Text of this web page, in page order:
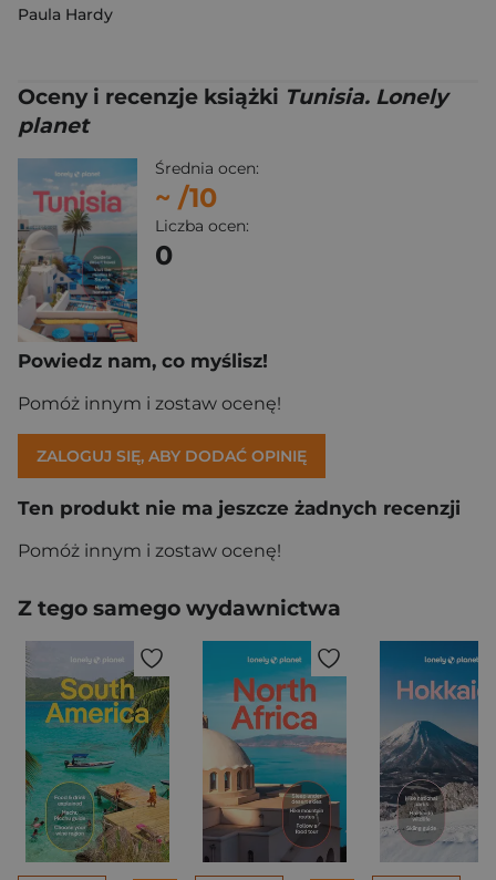
Paula Hardy
Oceny i recenzje książki Tunisia. Lonely
planet
Średnia ocen:
~ /10
Liczba ocen:
0
Powiedz nam, co myślisz!
Pomóż innym i zostaw ocenę!
ZALOGUJ SIĘ, ABY DODAĆ OPINIĘ
Ten produkt nie ma jeszcze żadnych recenzji
Pomóż innym i zostaw ocenę!
Z tego samego wydawnictwa